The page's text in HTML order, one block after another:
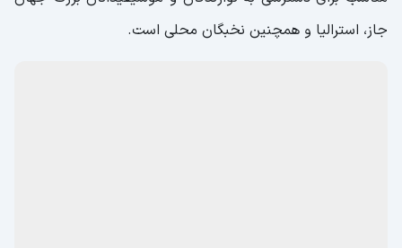
جاز، استرالیا و همچنین نخبگان محلی است.